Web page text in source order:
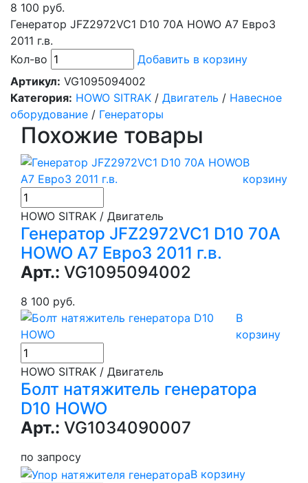
8 100 руб.
Генератор JFZ2972VC1 D10 70А HOWO A7 Евро3
2011 г.в.
Кол-во
Добавить в корзину
Артикул: VG1095094002
Категория: HOWO SITRAK / Двигатель / Навесное
оборудование / Генераторы
Похожие товары
В
корзину
HOWO SITRAK / Двигатель
Генератор JFZ2972VC1 D10 70А
HOWO A7 Евро3 2011 г.в.
Арт.: VG1095094002
8 100 руб.
В
корзину
HOWO SITRAK / Двигатель
Болт натяжитель генератора
D10 HOWO
Арт.: VG1034090007
по запросу
В корзину